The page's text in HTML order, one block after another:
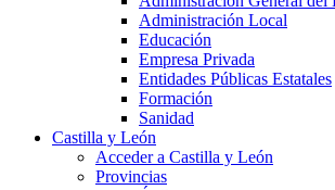
Administración Local
Educación
Empresa Privada
Entidades Públicas Estatales
Formación
Sanidad
Castilla y León
Acceder a Castilla y León
Provincias